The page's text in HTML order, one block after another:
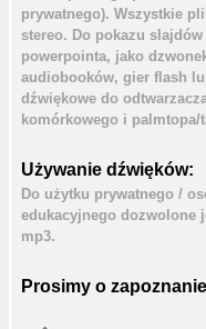
prywatnego). Wszystkie
stereo. Do pokazu
powerpointa, jako
audiobooków, gier flash
dźwiękowe do
komórkowego i palmtopa/
Używanie dźwięków:
Do użytku prywatnego /
edukacyjnego dozwolone
mp3.
Prosimy o